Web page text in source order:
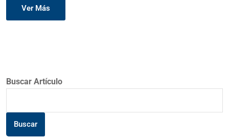
Ver Más
Buscar Artículo
Buscar